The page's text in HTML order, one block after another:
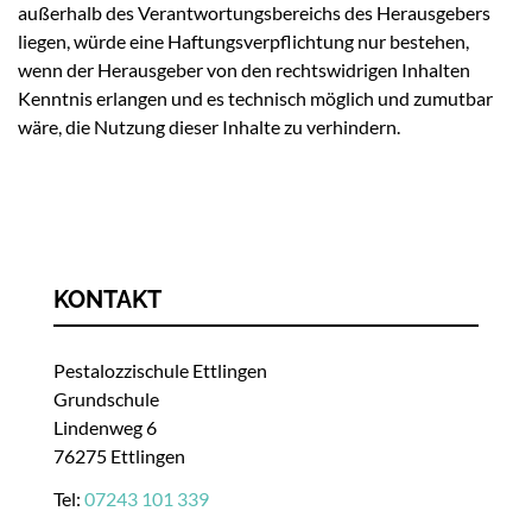
außerhalb des Verantwortungsbereichs des Herausgebers
liegen, würde eine Haftungsverpflichtung nur bestehen,
wenn der Herausgeber von den rechtswidrigen Inhalten
Kenntnis erlangen und es technisch möglich und zumutbar
wäre, die Nutzung dieser Inhalte zu verhindern.
KONTAKT
Pestalozzischule Ettlingen
Grundschule
Lindenweg 6
76275 Ettlingen
Tel: 07243 101 339